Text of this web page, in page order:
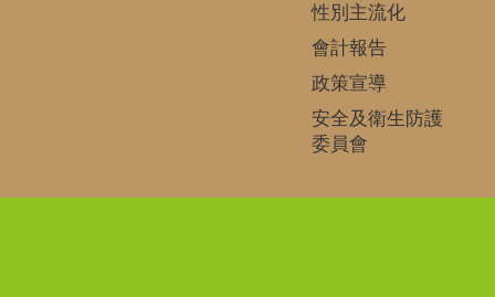
性別主流化
會計報告
政策宣導
安全及衛生防護
委員會